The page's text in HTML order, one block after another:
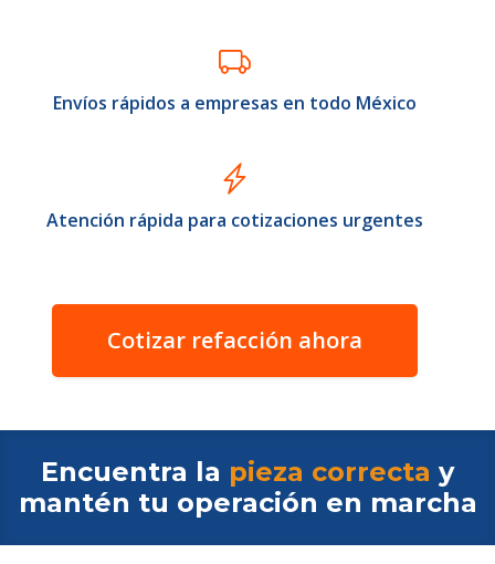
Envíos rápidos a empresas en todo México
Atención rápida para cotizaciones urgentes
Cotizar refacción ahora
Encuentra la pieza correcta y
mantén tu operación en marcha